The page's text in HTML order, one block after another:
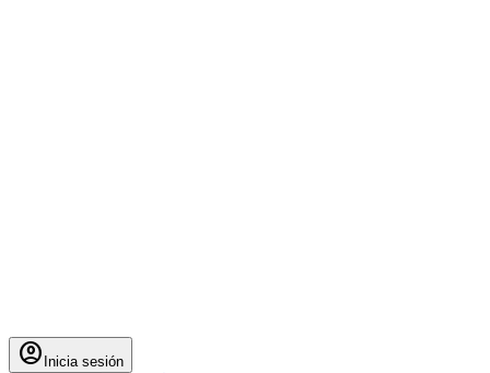
account_circle Inicia sesión